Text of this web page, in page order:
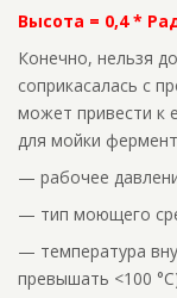
Высота = 0,4 *
Конечно, нельзя
соприкасалась с
может привести к
для мойки
— рабочее
— тип моющего
— температура
превышать <100